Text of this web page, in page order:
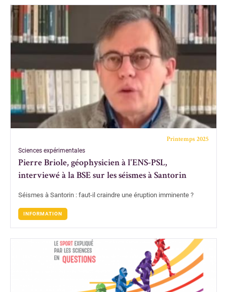
Printemps 2025
Sciences expérimentales
Pierre Briole, géophysicien à l'ENS-PSL,
interviewé à la BSE sur les séismes à Santorin
Séismes à Santorin : faut-il craindre une éruption imminente ?
INFORMATION